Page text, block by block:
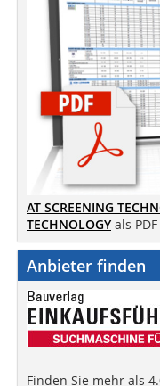
AT SCREENING
TECHNOLOGY als
Anbieter finden
Finden Sie mehr als